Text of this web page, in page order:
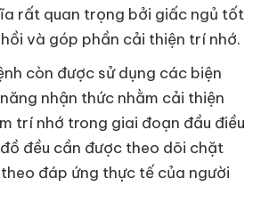
rất quan trọng bởi giấc ngủ tốt
và góp phần cải thiện trí nhớ.
còn được sử dụng các biện
nhận thức nhằm cải thiện
trí nhớ trong giai đoạn đầu điều
đều cần được theo dõi chặt
đáp ứng thực tế của người